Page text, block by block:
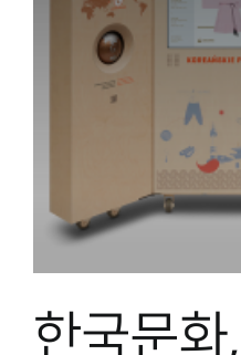
한국문